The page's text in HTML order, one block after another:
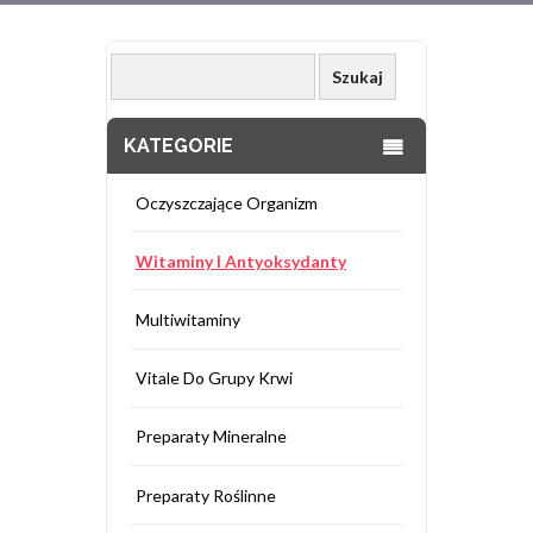
KATEGORIE
Oczyszczające Organizm
Witaminy I Antyoksydanty
Multiwitaminy
Vitale Do Grupy Krwi
Preparaty Mineralne
Preparaty Roślinne